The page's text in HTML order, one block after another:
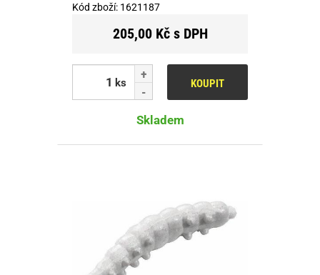
Kód zboží: 1621187
205,00 Kč s DPH
ks KOUPIT
Skladem